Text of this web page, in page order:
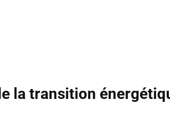
la transition